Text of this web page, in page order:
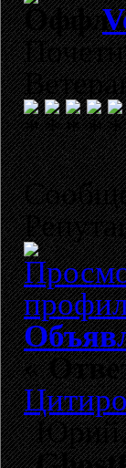
«
Юрий,